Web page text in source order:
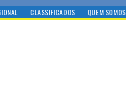
CLASSIFICADOS QUEM SOMOS